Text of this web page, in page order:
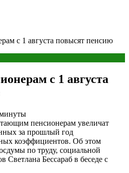
с 1 августа повысят пенсию
с 1 августа
пенсионерам увеличат
за прошлый год
коэффициентов. Об этом
по труду, социальной
Светлана Бессараб в беседе с